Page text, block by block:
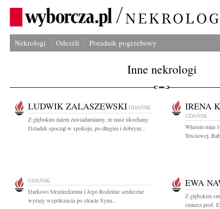
Nekrologi Odeszli Poradnik pogrzebowy
Inne nekrologi
LUDWIK ZALASZEWSKI GDAŃSK
Z głębokim żalem zawiadamiamy, że nasz ukochany
Dziadek spoczął w spokoju, po długim i dobrym...
IRENA
GDAŃSK
Właśnie mija
Teściowej,
GDAŃSK
Darkowi Strzeleckiemu i Jego Rodzinie serdeczne
wyrazy współczucia po stracie Syna...
EWA
Z głębokim
śmierci prof.